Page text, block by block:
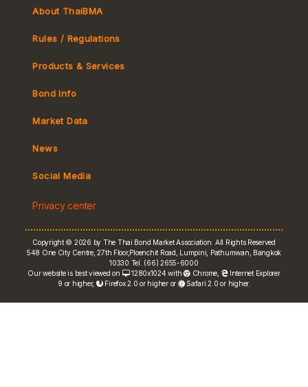
About ThaiBMA
Rules / Regulations
Tax
Products & Services
MeBond
e-bookbuilding
Bond Info
Market Data
Yield Curve
FRN Rate
Bond Price
News
Social Media
Privacy center
Copyright © 2026 by The Thai Bond Market Association. All Rights Reserved
548 One City Centre, 27th Floor,Ploenchit Road, Lumpini, Pathumwan, Bangkok
10330 Tel. (66) 2655-6000
Our website is best viewed on
1280x1024 with Chrome
Internet Explorer
9 or higher,
Firefox 2.0 or higher or Safari 2.0 or higher.